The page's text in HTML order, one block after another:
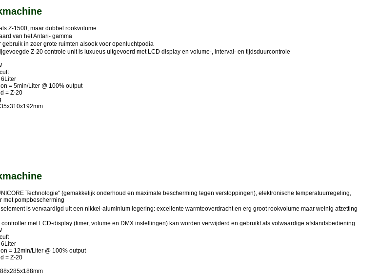
Z-1500, maar dubbel rookvolume
van het Antari- gamma
gebruik in zeer grote ruimten alsook voor openluchtpodia
Z-20 controle unit is luxueus uitgevoerd met LCD display en volume-, interval- en tijdsduurcontrole
6Liter
= 5min/Liter @ 100% output
= Z-20
Technologie" (gemakkelijk onderhoud en maximale bescherming tegen verstoppingen), elektronische temperatuurregeling,
met pompbescherming
is vervaardigd uit een nikkel-aluminium legering: excellente warmteoverdracht en erg groot rookvolume maar weinig afzetting
controller met LCD-display (timer, volume en DMX instellingen) kan worden verwijderd en gebruikt als volwaardige afstandsbediening
6Liter
= 12min/Liter @ 100% output
= Z-20